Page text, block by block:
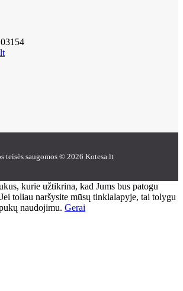
teisės saugomos © 2026 Kotesa.lt
kurie užtikrina, kad Jums bus patogu
toliau naršysite mūsų tinklalapyje, tai tolygu
naudojimu. Gerai